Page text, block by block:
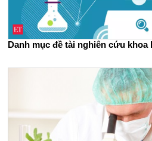
Danh mục đề tài nghiên cứu khoa